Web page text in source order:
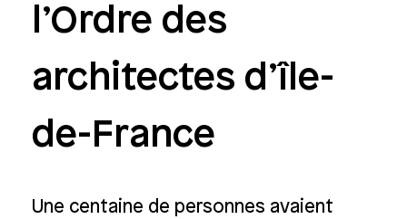
l’Ordre des
architectes d’île-
de-France
Une centaine de personnes avaient